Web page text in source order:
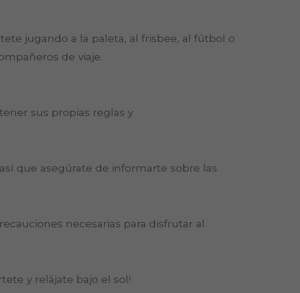
jugando a la paleta, al frisbee, al fútbol o
de viaje.
sus propias reglas y
que asegúrate de informarte sobre las
necesarias para disfrutar al
y relájate bajo el sol!